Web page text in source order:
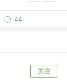
44
关注